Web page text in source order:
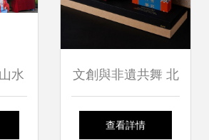
水
作
文創與非遺共舞 北
京禮品家居展引領
查看詳情